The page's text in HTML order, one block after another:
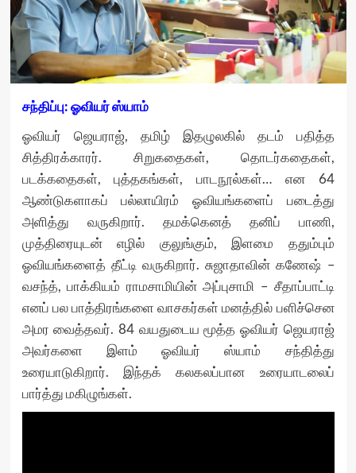
சந்திப்பு: ஓவியர் ஸ்யாம்
ஓவியர் ஜெயராஜ், தமிழ் இதழுலகில் தடம் பதித்த
சித்திரக்காரர். சிறுகதைகள், தொடர்கதைகள்,
படக்கதைகள், புத்தகங்கள், பாடநூல்கள்… என 64
ஆண்டுகளாகப் பல்லாயிரம் ஓவியங்களைப் படைத்து
அளித்து வருகிறார். தமக்கெனத் தனிப் பாணி,
முத்திரையுடன் எழில் குலுங்கும், இளமை ததும்பும்
ஓவியங்களைத் தீட்டி வருகிறார். சுஜாதாவின் கணேஷ் –
வசந்த், பாக்கியம் ராமசாமியின் அப்புசாமி – சீதாப்பாட்டி
எனப் பல பாத்திரங்களை வாசகர்கள் மனத்தில் பளிச்சென
அமர வைத்தவர். 84 வயதுடைய மூத்த ஓவியர் ஜெயராஜ்
அவர்களை இளம் ஓவியர் ஸ்யாம் சந்தித்து
உரையாடுகிறார். இந்தக் கலகலப்பான உரையாடலைப்
பார்த்து மகிழுங்கள்.